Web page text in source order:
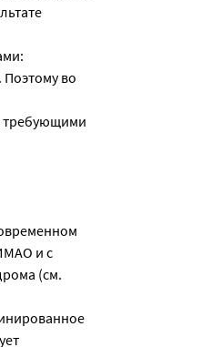
во
требующими
и с
(см.